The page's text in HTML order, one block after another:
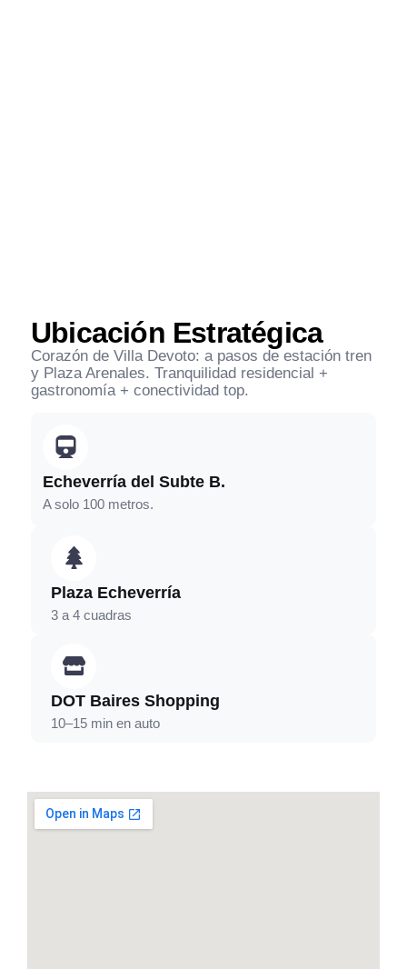
Ubicación Estratégica
Corazón de Villa Devoto: a pasos de estación tren
y Plaza Arenales. Tranquilidad residencial +
gastronomía + conectividad top.
Echeverría del Subte B.
A solo 100 metros.
Plaza Echeverría
3 a 4 cuadras
DOT Baires Shopping
10–15 min en auto